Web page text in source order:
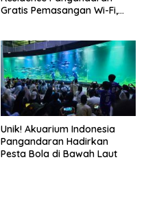
Gratis Pemasangan Wi-Fi,
Unik! Akuarium Indonesia
Pangandaran Hadirkan
Pesta Bola di Bawah Laut